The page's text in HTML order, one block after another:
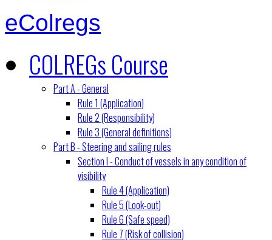
eColregs
COLREGs Course
Part A - General
Rule 1 (Application)
Rule 2 (Responsibility)
Rule 3 (General definitions)
Part B - Steering and sailing rules
Section I - Conduct of vessels in any condition of
visibility
Rule 4 (Application)
Rule 5 (Look-out)
Rule 6 (Safe speed)
Rule 7 (Risk of collision)